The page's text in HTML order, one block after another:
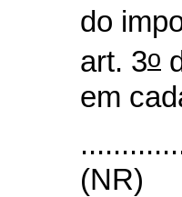
do
art. 3o
em
(NR)